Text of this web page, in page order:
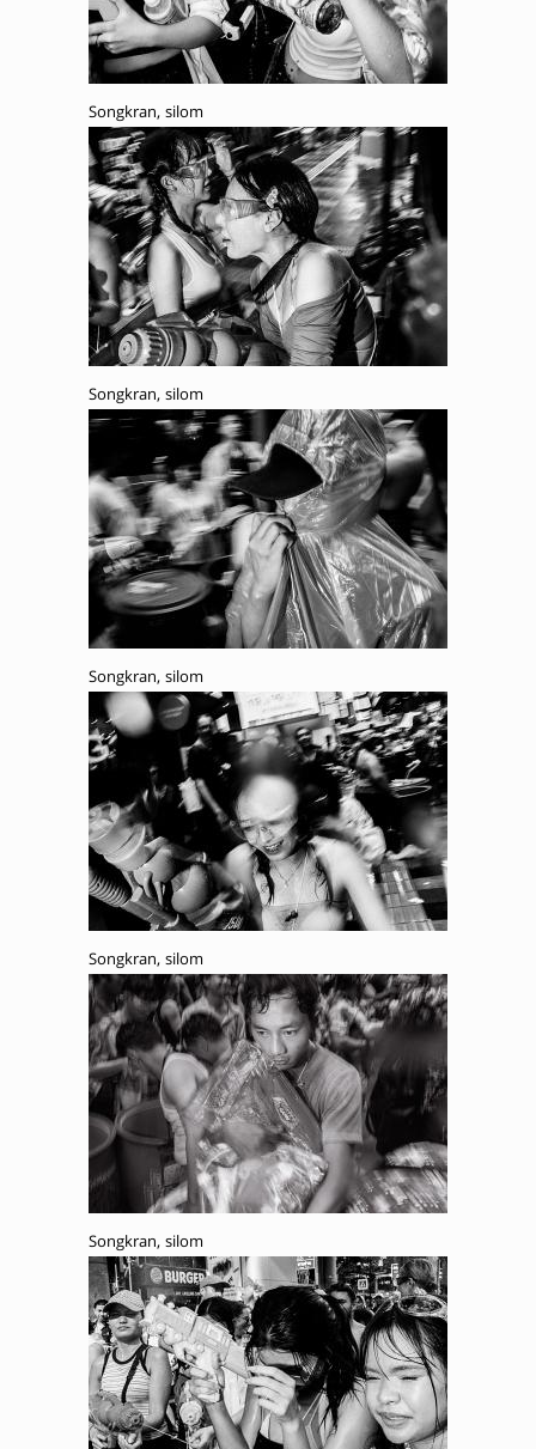
Songkran, silom
Songkran, silom
Songkran, silom
Songkran, silom
Songkran, silom